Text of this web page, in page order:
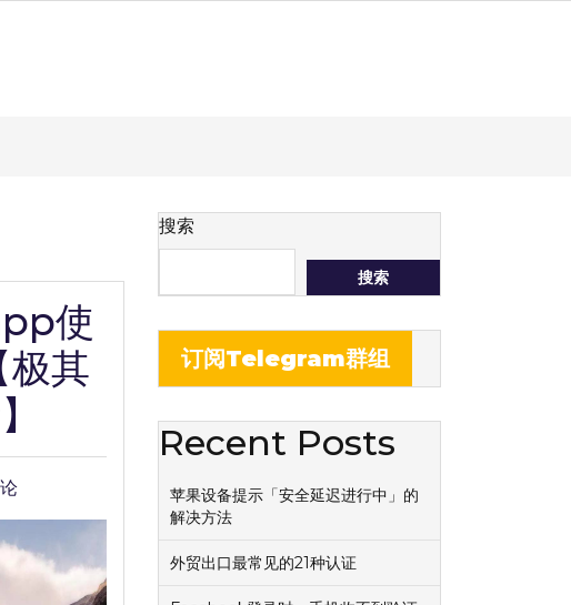
使
极其
搜索
搜索
订阅Telegram群组
Recent Posts
苹果设备提示「安全延迟进行中」的
解决方法
外贸出口最常见的21种认证